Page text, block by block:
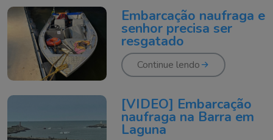
Embarcação naufraga e
senhor precisa ser
resgatado
Continue lendo
[VÍDEO] Embarcação
naufraga na Barra em
Laguna